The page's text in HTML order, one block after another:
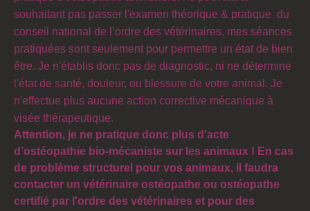
souhaitant pas passer l'examen théorique & pratique du
conseil national de l’ordre des vétérinaires, mes séances
pratiquées sont seulement pour permettre un état de bien
être. Je n'établis donc pas de diagnostic, ni ne détermine
l'état de santé, douleur, ou blessure de votre animal. Je
n'effectue plus aucune action corrective mécanique à
visée thérapeutique.
Attention, je ne pratique donc plus d'acte
d’ostéopathie bio-mécaniste sur les animaux ! En cas
de problème structurel pour vos animaux, il faudra
contacter un vétérinaire ostéopathe ou ostéopathe
certifié par l'ordre des vétérinaires et pour des